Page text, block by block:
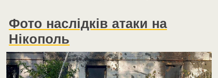
Фото наслідків атаки на
Нікополь